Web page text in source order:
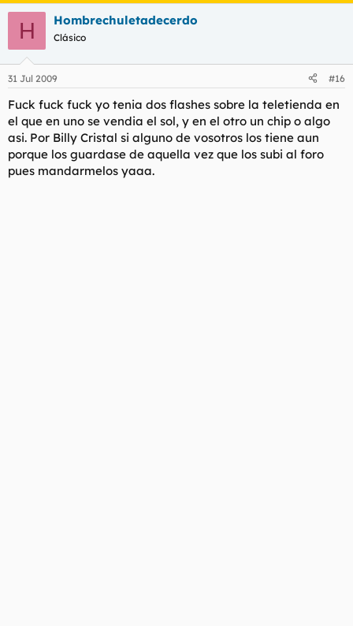
H Hombrechuletadecerdo
Clásico
31 Jul 2009 #16
Fuck fuck fuck yo tenia dos flashes sobre la teletienda en
el que en uno se vendia el sol, y en el otro un chip o algo
asi. Por Billy Cristal si alguno de vosotros los tiene aun
porque los guardase de aquella vez que los subi al foro
pues mandarmelos yaaa.